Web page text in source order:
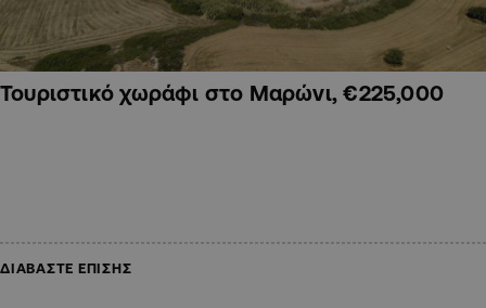
Τουριστικό χωράφι στο Μαρώνι, €225,000
ΔΙΑΒΑΣΤΕ ΕΠΙΣΗΣ